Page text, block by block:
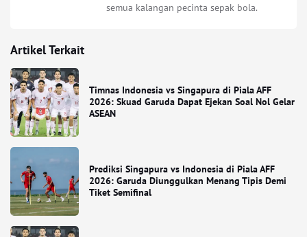
semua kalangan pecinta sepak bola.
Artikel Terkait
Timnas Indonesia vs Singapura di Piala AFF
2026: Skuad Garuda Dapat Ejekan Soal Nol Gelar
ASEAN
Prediksi Singapura vs Indonesia di Piala AFF
2026: Garuda Diunggulkan Menang Tipis Demi
Tiket Semifinal